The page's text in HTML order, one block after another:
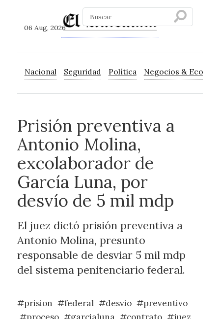
06 Aug, 2026
Nacional Seguridad Política Negocios &
Prisión preventiva a
Antonio Molina,
excolaborador de
García Luna, por
desvío de 5 mil mdp
El juez dictó prisión preventiva a
Antonio Molina, presunto
responsable de desviar 5 mil mdp
del sistema penitenciario federal.
#prision #federal #desvio #preventivo